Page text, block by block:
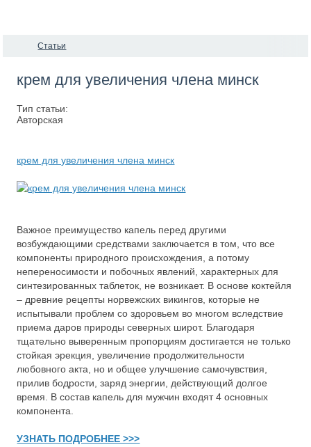
Статьи
крем для увеличения члена минск
Тип статьи:
Авторская
крем для увеличения члена минск
Важное преимущество капель перед другими
возбуждающими средствами заключается в том, что все
компоненты природного происхождения, а потому
непереносимости и побочных явлений, характерных для
синтезированных таблеток, не возникает. В основе коктейля
– древние рецепты норвежских викингов, которые не
испытывали проблем со здоровьем во многом вследствие
приема даров природы северных широт. Благодаря
тщательно выверенным пропорциям достигается не только
стойкая эрекция, увеличение продолжительности
любовного акта, но и общее улучшение самочувствия,
прилив бодрости, заряд энергии, действующий долгое
время. В состав капель для мужчин входят 4 основных
компонента.
УЗНАТЬ ПОДРОБНЕЕ >>>